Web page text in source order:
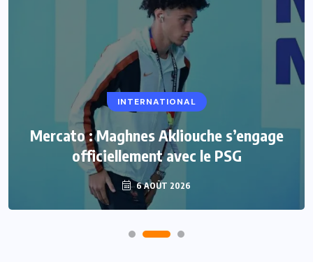
INTERNATIONAL
Mercato : Maghnes Akliouche s’engage
officiellement avec le PSG
6 AOÛT 2026